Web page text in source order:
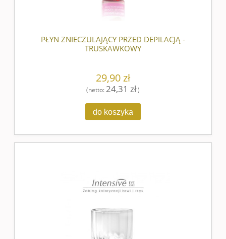
PŁYN ZNIECZULAJĄCY PRZED DEPILACJĄ -
TRUSKAWKOWY
29,90 zł
(netto:24,31 zł)
do koszyka